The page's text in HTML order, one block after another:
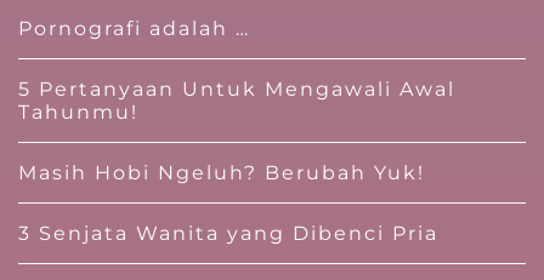
Pornografi adalah …
5 Pertanyaan Untuk Mengawali Awal
Tahunmu!
Masih Hobi Ngeluh? Berubah Yuk!
3 Senjata Wanita yang Dibenci Pria